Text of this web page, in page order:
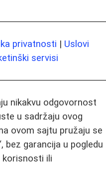
privatnosti | Uslovi
servisi
nikakvu odgovornost
u sadržaju ovog
ovom sajtu pružaju se
bez garancija u pogledu
ili